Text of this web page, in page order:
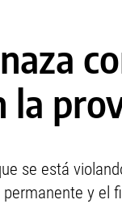
la
se está
y el